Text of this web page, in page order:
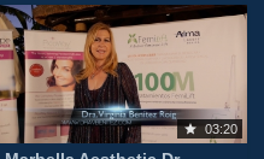
03:20